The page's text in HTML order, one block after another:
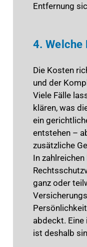
Entfernung
4. Welche
Die Kosten
und der
Viele Fälle
klären, was
ein
entstehen –
zusätzliche
In
ganz oder
abdeckt. Eine
ist deshalb